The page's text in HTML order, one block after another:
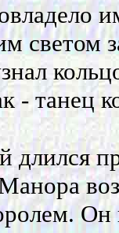
светом
- танец
длился